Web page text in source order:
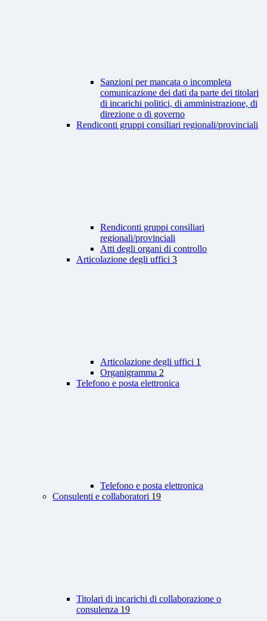
Sanzioni per mancata o incompleta
comunicazione dei dati da parte dei titolari
di incarichi politici, di amministrazione, di
direzione o di governo
Rendiconti gruppi consiliari regionali/provinciali
Rendiconti gruppi consiliari
regionali/provinciali
Atti degli organi di controllo
Articolazione degli uffici 3
Articolazione degli uffici 1
Organigramma 2
Telefono e posta elettronica
Telefono e posta elettronica
Consulenti e collaboratori 19
Titolari di incarichi di collaborazione o
consulenza 19